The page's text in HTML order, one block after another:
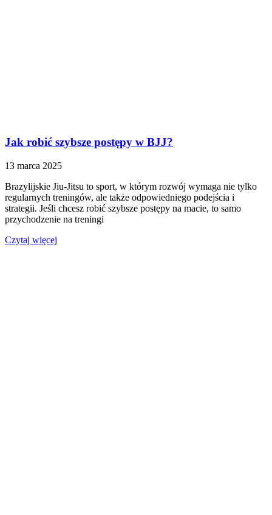
Jak robić szybsze postępy w BJJ?
13 marca 2025
Brazylijskie Jiu-Jitsu to sport, w którym rozwój wymaga nie tylko
regularnych treningów, ale także odpowiedniego podejścia i
strategii. Jeśli chcesz robić szybsze postępy na macie, to samo
przychodzenie na treningi
Czytaj więcej